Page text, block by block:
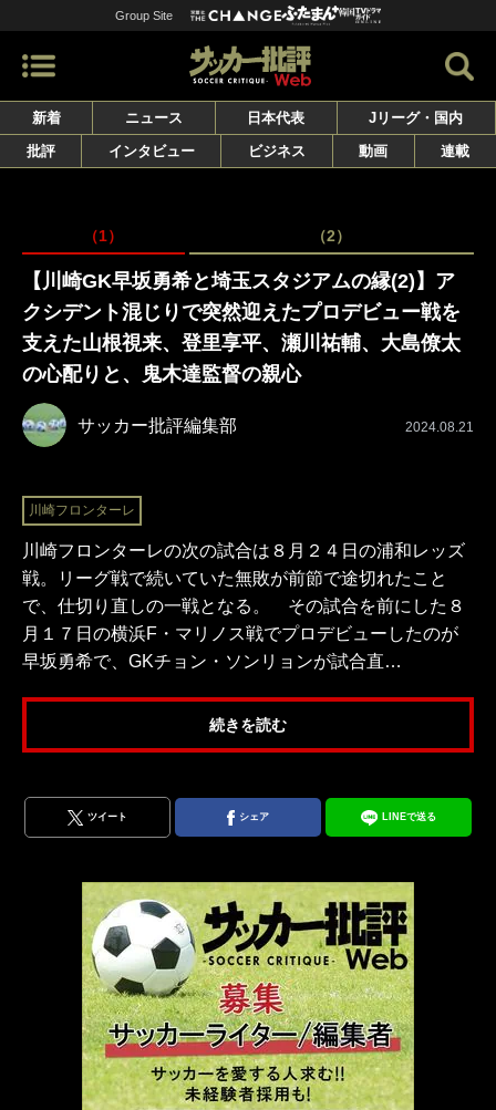
Group Site
新着 ニュース 日本代表
Jリーグ・国内
批評
インタビュー ビジネス 動画 連載
（1） （2）
【川崎GK早坂勇希と埼玉スタジアムの縁(2)】ア
クシデント混じりで突然迎えたプロデビュー戦を
支えた山根視来、登里享平、瀬川祐輔、大島僚太
の心配りと、鬼木達監督の親心
サッカー批評編集部 2024.08.21
川崎フロンターレ
川崎フロンターレの次の試合は８月２４日の浦和レッズ
戦。リーグ戦で続いていた無敗が前節で途切れたこと
で、仕切り直しの一戦となる。 その試合を前にした８
月１７日の横浜F・マリノス戦でプロデビューしたのが
早坂勇希で、GKチョン・ソンリョンが試合直…
続きを読む
ツイート シェア LINEで送る